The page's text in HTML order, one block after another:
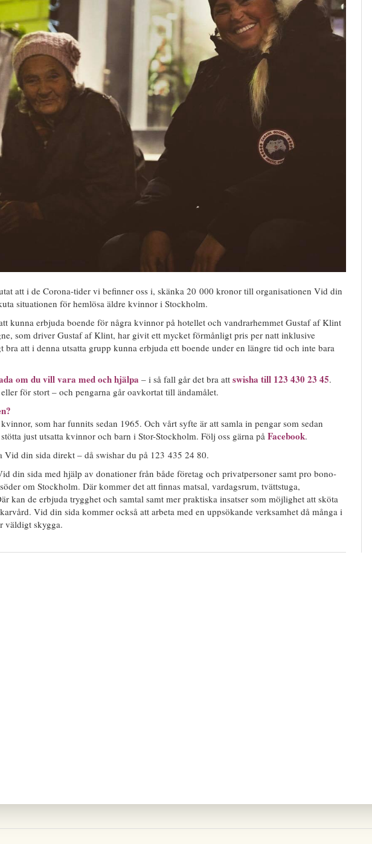
att i de Corona-tider vi befinner oss i, skänka 20 000 kronor till organisationen Vid din
situationen för hemlösa äldre kvinnor i Stockholm.
kunna erbjuda boende för några kvinnor på hotellet och vandrarhemmet Gustaf af Klint
som driver Gustaf af Klint, har givit ett mycket förmånligt pris per natt inklusive
att i denna utsatta grupp kunna erbjuda ett boende under en längre tid och inte bara
om du vill vara med och hjälpa – i så fall går det bra att swisha till 123 430 23 45.
för stort – och pengarna går oavkortat till ändamålet.
som har funnits sedan 1965. Och vårt syfte är att samla in pengar som sedan
just utsatta kvinnor och barn i Stor-Stockholm. Följ oss gärna på Facebook.
din sida direkt – då swishar du på 123 435 24 80.
din sida med hjälp av donationer från både företag och privatpersoner samt pro bono-
om Stockholm. Där kommer det att finnas matsal, vardagsrum, tvättstuga,
kan de erbjuda trygghet och samtal samt mer praktiska insatser som möjlighet att sköta
Vid din sida kommer också att arbeta med en uppsökande verksamhet då många i
väldigt skygga.